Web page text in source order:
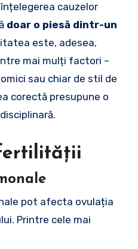
cauzelor
doar o piesă dintr-un
este, adesea,
mai mulți factori –
sau chiar de stil de
corectă presupune o
pot afecta ovulația
Printre cele mai